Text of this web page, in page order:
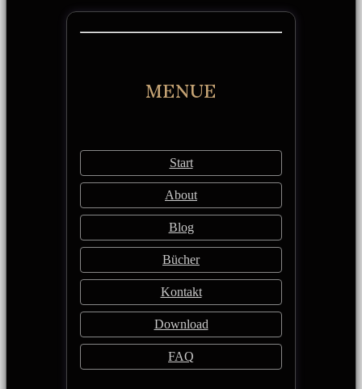
MENUE
Start
About
Blog
Bücher
Kontakt
Download
FAQ